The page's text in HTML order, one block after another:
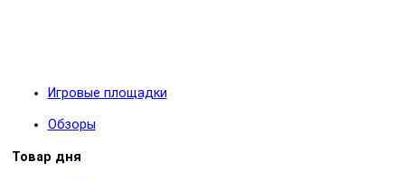
Игровые площадки
Обзоры
Товар дня